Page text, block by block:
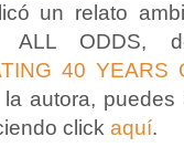
un relato
ALL ODDS,
40
la autora,
click aquí.